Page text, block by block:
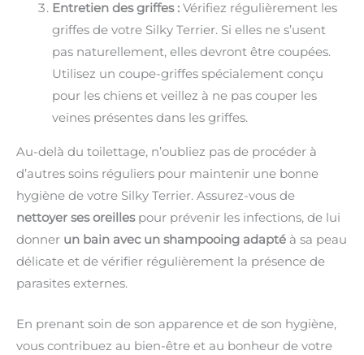
Entretien des griffes :Vérifiez régulièrement les
griffes de votre Silky Terrier. Si elles ne s’usent
pas naturellement, elles devront être coupées.
Utilisez un coupe-griffes spécialement conçu
pour les chiens et veillez à ne pas couper les
veines présentes dans les griffes.
Au-delà du toilettage, n’oubliez pas de procéder à
d’autres soins réguliers pour maintenir une bonne
hygiène de votre Silky Terrier. Assurez-vous de
nettoyer ses oreillespour prévenir les infections, de lui
donner un bain avec un shampooing adapté à sa peau
délicate et de vérifier régulièrement la présence de
parasites externes.
En prenant soin de son apparence et de son hygiène,
vous contribuez au bien-être et au bonheur de votre